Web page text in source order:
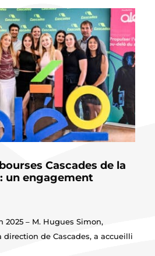
Cascades de la
un engagement
2025 – M. Hugues Simon,
de Cascades, a accueilli